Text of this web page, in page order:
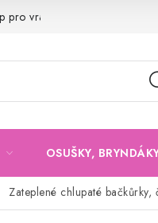
pro vrácení a výměnu
OSUŠKY,
Zateplené chlupaté bačkůrky,